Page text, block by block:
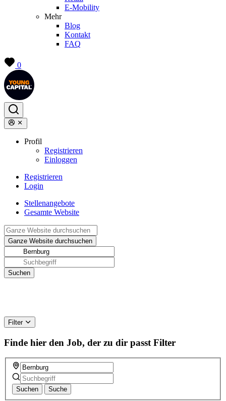
E-Mobility
Mehr
Blog
Kontakt
FAQ
0
Profil
Registrieren
Einloggen
Registrieren
Login
Stellenangebote
Gesamte Website
Filter
Finde hier den Job, der zu dir passt Filter
Suchen Suche